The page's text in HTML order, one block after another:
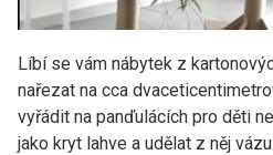
Líbí se vám nábytek z
nařezat na cca
vyřádit na panďulácích pro děti
jako kryt lahve a udělat z něj